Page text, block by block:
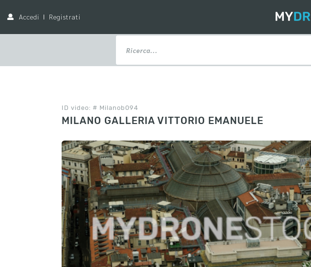
Accedi Registrati
ID video: # Milanob094
MILANO GALLERIA VITTORIO EMANUELE